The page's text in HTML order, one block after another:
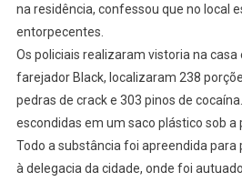
na residência, confessou que no local
entorpecentes.
Os policiais realizaram vistoria na casa
farejador Black, localizaram 238
pedras de crack e 303 pinos de
escondidas em um saco plástico sob a
Todo a substância foi apreendida para
à delegacia da cidade, onde foi